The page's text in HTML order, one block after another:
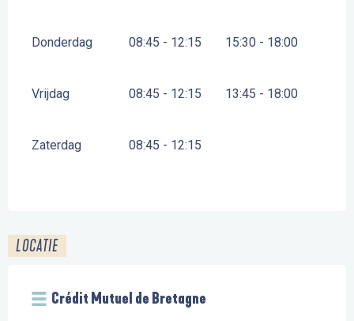
Donderdag 08:45 - 12:15 15:30 - 18:00
Vrijdag 08:45 - 12:15 13:45 - 18:00
Zaterdag 08:45 - 12:15
LOCATIE
Crédit Mutuel de Bretagne